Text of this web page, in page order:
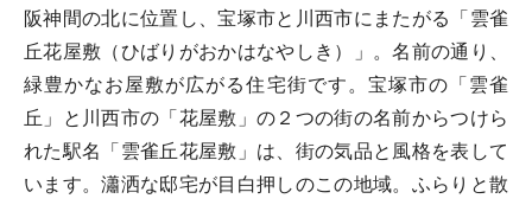
阪神間の北に位置し、宝塚市と川西市にまたがる「雲雀
丘花屋敷（ひばりがおかはなやしき）」。名前の通り、
緑豊かなお屋敷が広がる住宅街です。宝塚市の「雲雀
丘」と川西市の「花屋敷」の２つの街の名前からつけら
れた駅名「雲雀丘花屋敷」は、街の気品と風格を表して
います。瀟洒な邸宅が目白押しのこの地域。ふらりと散